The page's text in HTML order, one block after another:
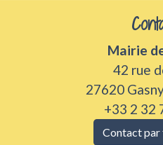
Mairie
42 rue
27620
+33 2 32
Contact